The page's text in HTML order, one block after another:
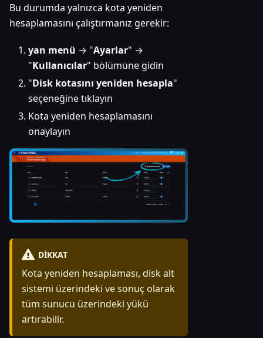
Bu durumda yalnızca kota yeniden
hesaplamasını çalıştırmanız gerekir:
yan menü → "Ayarlar" →
"Kullanıcılar" bölümüne gidin
"Disk kotasını yeniden hesapla"
seçeneğine tıklayın
Kota yeniden hesaplamasını
onaylayın
DIKKAT
Kota yeniden hesaplaması, disk alt
sistemi üzerindeki ve sonuç olarak
tüm sunucu üzerindeki yükü
artırabilir.